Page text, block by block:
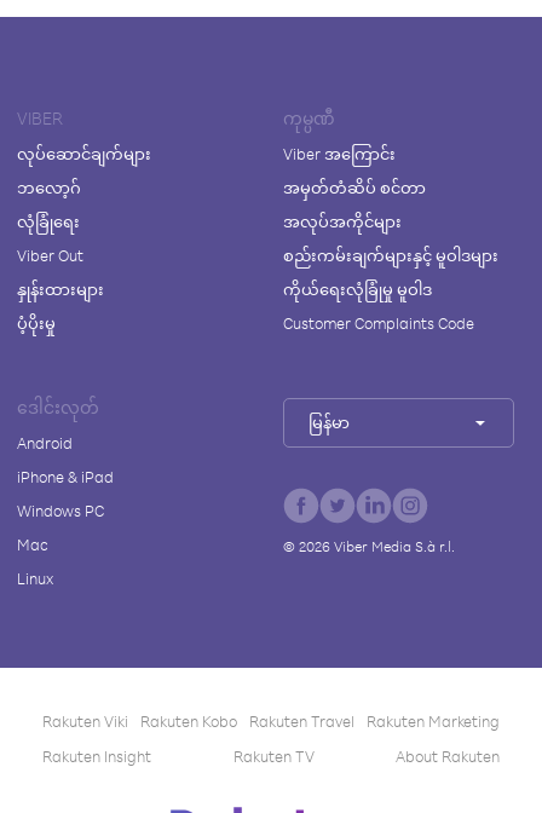
VIBER
လုပ်ဆောင်ချက်များ
ဘလော့ဂ်
လုံခြုံရေး
Viber Out
နှုန်းထားများ
ပံ့ပိုးမှု
ကုမ္ပဏီ
Viber အကြောင်း
အမှတ်တံဆိပ် စင်တာ
အလုပ်အကိုင်များ
စည်းကမ်းချက်များနှင့် မူဝါဒများ
ကိုယ်ရေးလုံခြုံမှု မူဝါဒ
Customer Complaints Code
ဒေါင်းလုတ်
Android
iPhone & iPad
Windows PC
Mac
Linux
မြန်မာ
© 2026Viber Media S.à r.l.
Rakuten Viki Rakuten Kobo Rakuten Travel
Rakuten Marketing
Rakuten Insight
Rakuten TV About Rakuten